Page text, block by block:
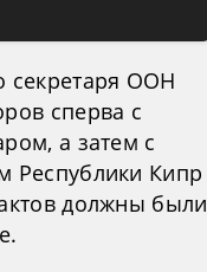
секретаря ООН
сперва с
а затем с
Республики Кипр
должны были